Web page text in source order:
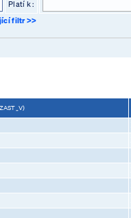
Platí k :
filtr >>